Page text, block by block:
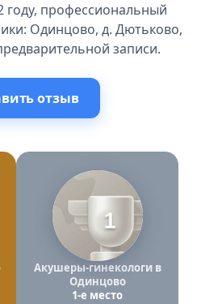
году, профессиональный
Одинцово, д. Дютьково,
записи.
отзыв
1
Акушеры-гинекологи в
Одинцово
1-е место